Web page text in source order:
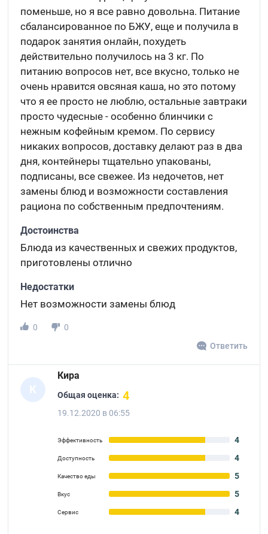
поменьше, но я все равно довольна. Питание
сбалансированное по БЖУ, еще и получила в
подарок занятия онлайн, похудеть
действительно получилось на 3 кг. По
питанию вопросов нет, все вкусно, только не
очень нравится овсяная каша, но это потому
что я ее просто не люблю, остальные завтраки
просто чудесные - особенно блинчики с
нежным кофейным кремом. По сервису
никаких вопросов, доставку делают раз в два
дня, контейнеры тщательно упакованы,
подписаны, все свежее. Из недочетов, нет
замены блюд и возможности составления
рациона по собственным предпочтениям.
Достоинства
Блюда из качественных и свежих продуктов,
приготовлены отлично
Недостатки
Нет возможности замены блюд
0
0
Ответить
К
Кира
Общая оценка: 4
19.12.2020 в 06:55
Эффективность 4
Доступность 4
Качество еды 5
Вкус 5
Сервис 4